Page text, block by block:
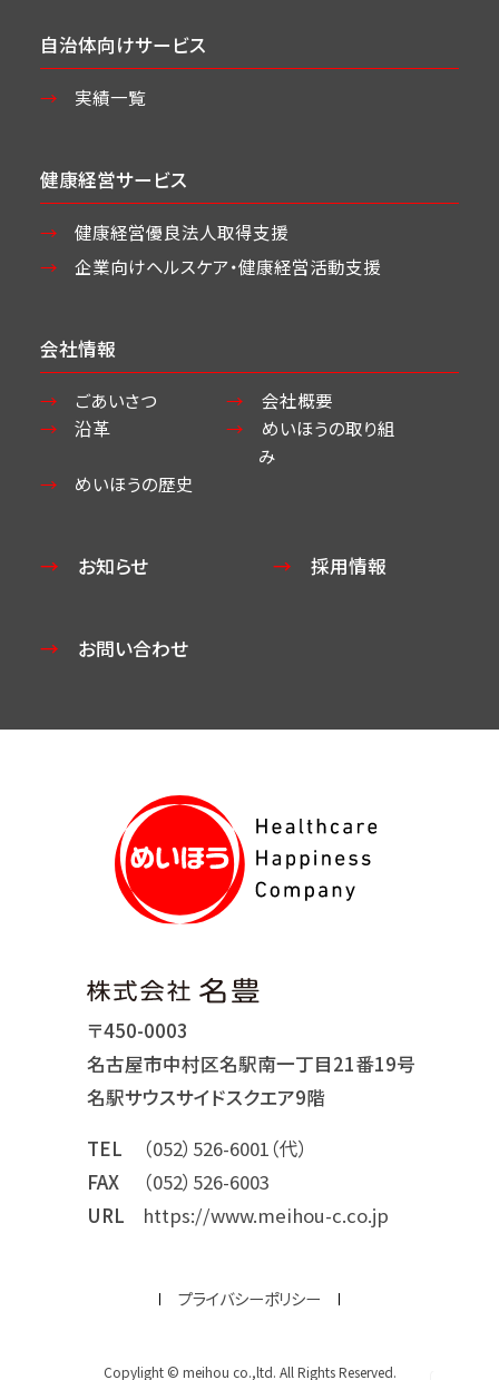
自治体向けサービス
実績一覧
健康経営サービス
健康経営優良法人取得支援
企業向けヘルスケア・健康経営活動支援
会社情報
ごあいさつ
会社概要
沿革
めいほうの取り組
み
めいほうの歴史
お知らせ 採用情報
お問い合わせ
〒450-0003
名古屋市中村区名駅南一丁目21番19号
名駅サウスサイドスクエア9階
TEL
（052）526-6001（代）
FAX
（052）526-6003
URL
https://www.meihou-c.co.jp
プライバシーポリシー
Copylight © meihou co.,ltd. All Rights Reserved.